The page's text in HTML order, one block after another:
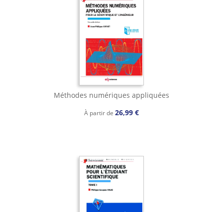
Méthodes numériques appliquées
À partir de 26,99 €